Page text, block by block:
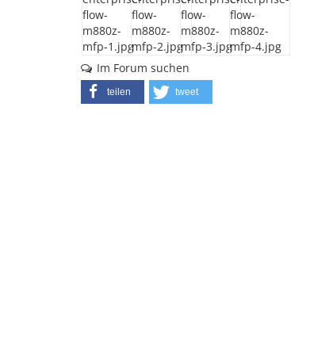
Im Forum suchen
teilen tweet